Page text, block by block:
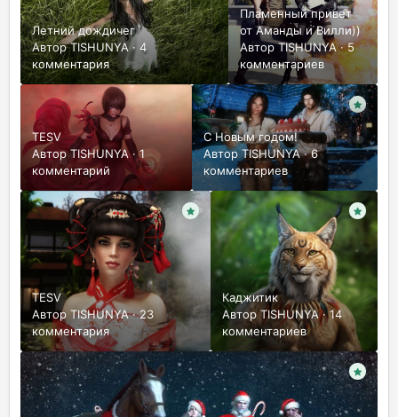
Летний дождичег
АвторTISHUNYA· 4
комментария
Пламенный привет
от Аманды и Вилли))
АвторTISHUNYA·5
комментариев
TESV
АвторTISHUNYA·1
комментарий
С Новым годом!
Автор TISHUNYA·6
комментариев
TESV
Автор TISHUNYA·23
комментария
Каджитик
АвторTISHUNYA·14
комментариев